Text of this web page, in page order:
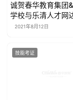
诚贺春华教育集团
学校与乐清人才网
合作
2021年8月12日
技能考证